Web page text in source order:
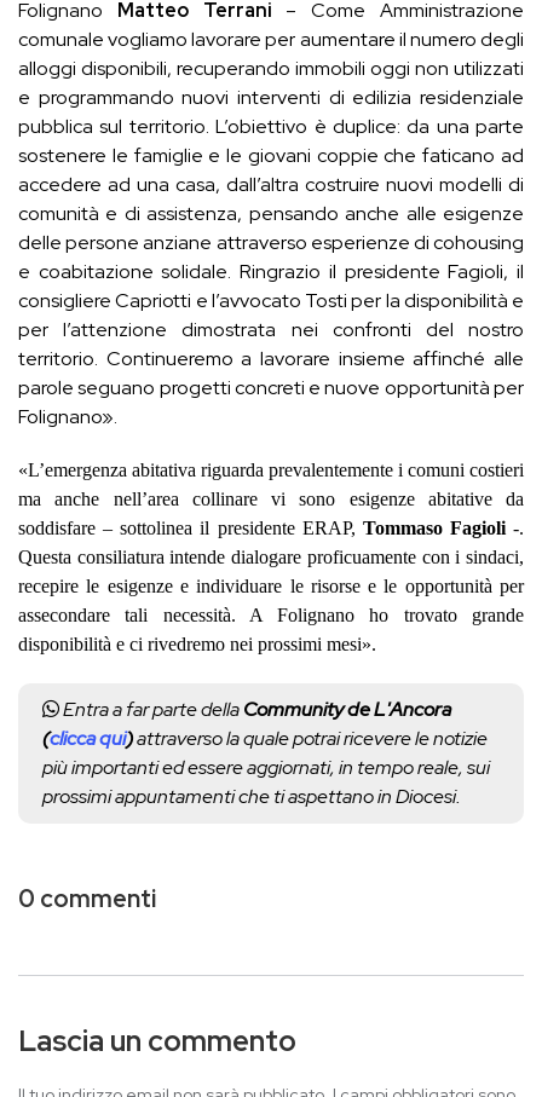
Folignano Matteo Terrani – Come Amministrazione
comunale vogliamo lavorare per aumentare il numero degli
alloggi disponibili, recuperando immobili oggi non utilizzati
e programmando nuovi interventi di edilizia residenziale
pubblica sul territorio. L’obiettivo è duplice: da una parte
sostenere le famiglie e le giovani coppie che faticano ad
accedere ad una casa, dall’altra costruire nuovi modelli di
comunità e di assistenza, pensando anche alle esigenze
delle persone anziane attraverso esperienze di cohousing
e coabitazione solidale. Ringrazio il presidente Fagioli, il
consigliere Capriotti e l’avvocato Tosti per la disponibilità e
per l’attenzione dimostrata nei confronti del nostro
territorio. Continueremo a lavorare insieme affinché alle
parole seguano progetti concreti e nuove opportunità per
Folignano».
«L’emergenza abitativa riguarda prevalentemente i comuni costieri
ma anche nell’area collinare vi sono esigenze abitative da
soddisfare – sottolinea il presidente ERAP, Tommaso Fagioli-.
Questa consiliatura intende dialogare proficuamente con i sindaci,
recepire le esigenze e individuare le risorse e le opportunità per
assecondare tali necessità. A Folignano ho trovato grande
disponibilità e ci rivedremo nei prossimi mesi».
Entra a far parte dellaCommunity de L'Ancora
(clicca qui)attraverso la quale potrai ricevere le notizie
più importanti ed essere aggiornati, in tempo reale, sui
prossimi appuntamenti che ti aspettano in Diocesi.
0 commenti
Lascia un commento